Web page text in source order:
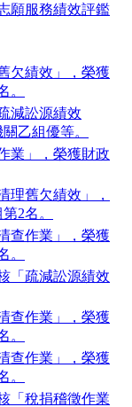
願服務績效評鑑
欠績效」，榮獲
。
減訟源績效
乙組優等。
業」，榮獲財政
理舊欠績效」，
2名。
查作業」，榮獲
。
「疏減訟源績效
查作業」，榮獲
。
查作業」，榮獲
。
「稅捐稽徵作業